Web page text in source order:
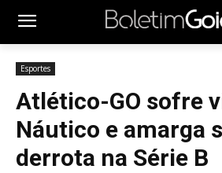
Esportes
Atlético-GO sofre
Náutico e amarga
derrota na Série B